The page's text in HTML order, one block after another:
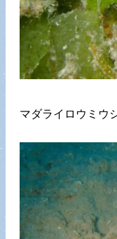
マダライロウミウ